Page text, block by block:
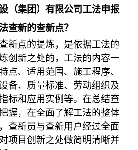
（集团）有限公司工法申报
查新的查新点？
新点的提炼，是依据工法的
创新之处的，工法的内容一
点、适用范围、施工程序、
备、质量标准、劳动组织及
标和应用实例等。在总结查
握，在全面了解工法的整体
查新员与查新用户经过全面
项目创新之处做简明清晰并